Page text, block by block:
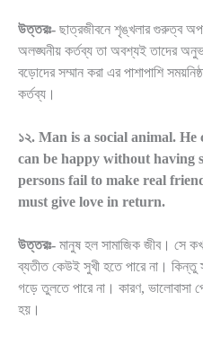
উত্তরঃ- ছাত্রজীবনে শৃঙ্খলার গুরুত্ব
অলঙ্ঘনীয় কর্তব্য তা অবশ্যই তাদের
বড়োদের সম্মান করা এর পাশাপাশি
কর্তব্য।
১২. Man is a social animal.
can be happy without having
persons fail to make real
must give love in return.
উত্তরঃ- মানুষ হল সামাজিক জীব। সে
ব্যতীত কেউই সুখী হতে পারে না। কিন্তু
গড়ে তুলতে পারে না। কারণ, ভালোবাসা
হয়।